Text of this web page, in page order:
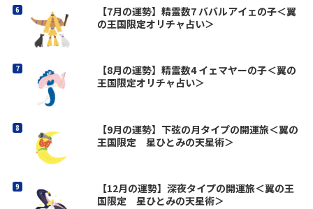
【7月の運勢】精霊数7 ババルアイェの子＜翼
の王国限定オリチャ占い＞
【8月の運勢】精霊数4 イェマヤーの子＜翼の
王国限定オリチャ占い＞
【9月の運勢】下弦の月タイプの開運旅＜翼の
王国限定 星ひとみの天星術＞
【12月の運勢】深夜タイプの開運旅＜翼の王
国限定 星ひとみの天星術＞